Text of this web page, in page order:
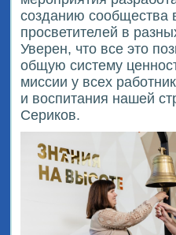
созданию сообщества
просветителей в
Уверен, что все это
общую систему
миссии у всех
и воспитания нашей
Сериков.